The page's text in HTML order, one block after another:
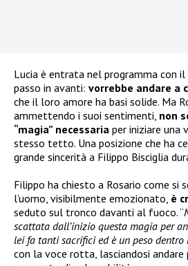
Lucia è entrata nel programma con il
passo in avanti: vorrebbe andare a
che il loro amore ha basi solide. Ma
ammettendo i suoi sentimenti, non
“magia” necessaria per iniziare
stesso tetto. Una posizione che ha
grande sincerità a Filippo Bisciglia
Filippo ha chiesto a Rosario come si
l’uomo, visibilmente emozionato, è
seduto sul tronco davanti al fuoco. “
scattata dall’inizio questa magia per
lei fa tanti sacrifici ed è un peso
con la voce rotta, lasciandosi